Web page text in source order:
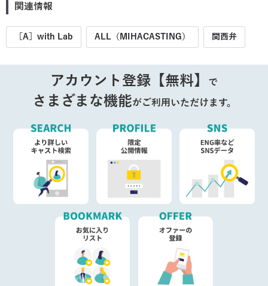
関連情報
［A］with Lab ALL（MIHACASTING） 関西弁
アカウント登録【無料】 で
さまざまな機能がご利用いただけます。